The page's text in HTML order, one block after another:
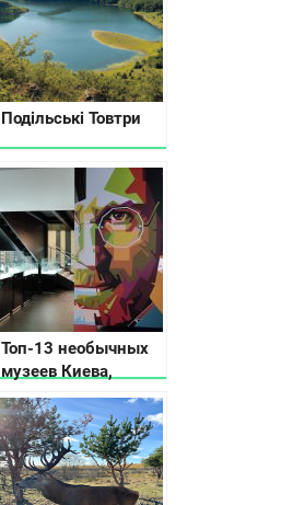
Подільські Товтри
Топ-13 необычных
музеев Киева,
которые вас удивят